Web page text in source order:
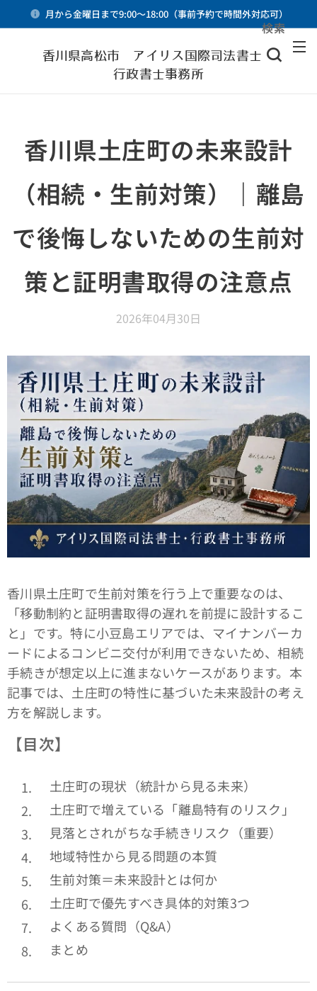
月から金曜日まで9:00～18:00（事前予約で時間外対応可）
香川県高松市 アイリス国際司法書士・
行政書士事務所
検索
香川県土庄町の未来設計
（相続・生前対策）｜離島
で後悔しないための生前対
策と証明書取得の注意点
2026年04月30日
香川県土庄町で生前対策を行う上で重要なのは、
「移動制約と証明書取得の遅れを前提に設計するこ
と」です。特に小豆島エリアでは、マイナンバーカ
ードによるコンビニ交付が利用できないため、相続
手続きが想定以上に進まないケースがあります。本
記事では、土庄町の特性に基づいた未来設計の考え
方を解説します。
【目次】
土庄町の現状（統計から見る未来）
土庄町で増えている「離島特有のリスク」
見落とされがちな手続きリスク（重要）
地域特性から見る問題の本質
生前対策＝未来設計とは何か
土庄町で優先すべき具体的対策3つ
よくある質問（Q&A）
まとめ